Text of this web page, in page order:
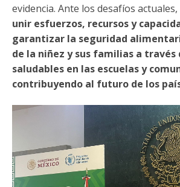
evidencia. Ante los desafíos actuales,
unir esfuerzos, recursos y
garantizar la seguridad
de la niñez y sus familias a
saludables en las escuelas y
contribuyendo al futuro de los